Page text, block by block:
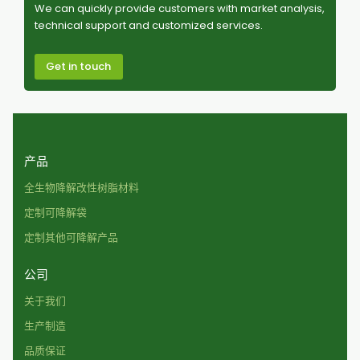
We can quickly provide customers with market analysis,
technical support and customized services.
Get in touch
产品
全生物降解改性树脂材料
定制可降解袋
定制其他可降解产品
公司
关于我们
生产制造
品质保证